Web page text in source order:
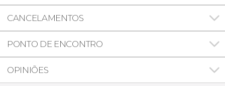
CANCELAMENTOS
PONTO DE ENCONTRO
OPINIÕES